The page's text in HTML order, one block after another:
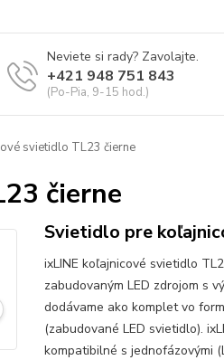
Neviete si rady? Zavolajte.
+421 948 751 843
(Po-Pia, 9-15 hod.)
svietidlo TL23 čierne
čierne
Svietidlo pre
ixLINE koľajnicové svietidlo
zabudovaným LED zdrojom s
dodávame ako komplet vo
(zabudované LED svietidlo).
kompatibilné s jednofázovými